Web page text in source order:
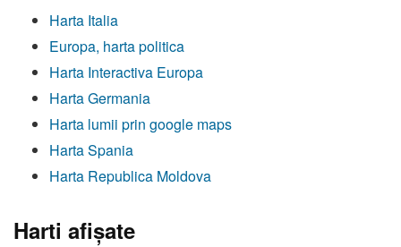
Harta Italia
Europa, harta politica
Harta Interactiva Europa
Harta Germania
Harta lumii prin google maps
Harta Spania
Harta Republica Moldova
Harti afişate